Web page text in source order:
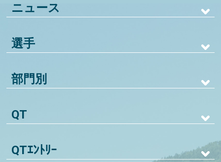
ニュース
選手
部門別
QT
QTｴﾝﾄﾘｰ